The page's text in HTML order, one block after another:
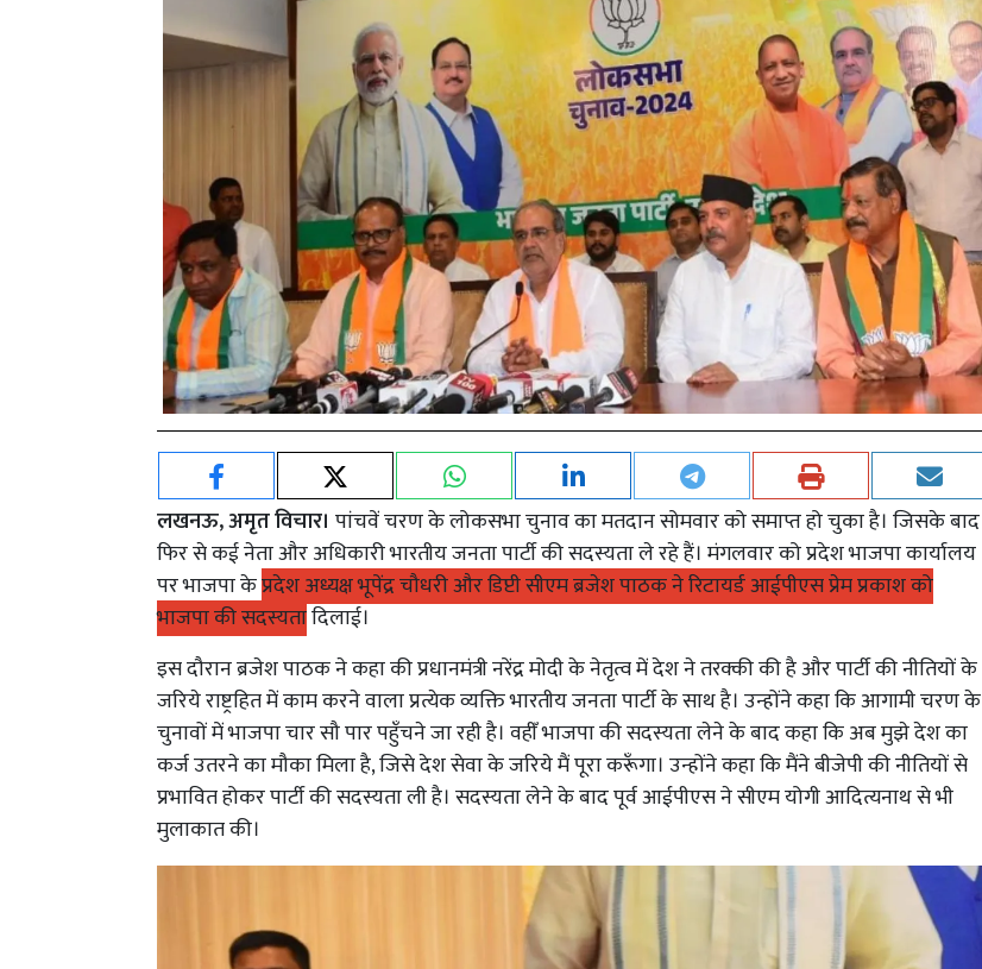
लखनऊ, अमृत विचार। पांचवें चरण के लोकसभा चुनाव का मतदान सोमवार को समाप्त हो चुका है। जिसके बाद
फिर से कई नेता और अधिकारी भारतीय जनता पार्टी की सदस्यता ले रहे हैं। मंगलवार को प्रदेश भाजपा कार्यालय
पर भाजपा केप्रदेश अध्यक्ष भूपेंद्र चौधरी और डिप्टी सीएम ब्रजेश पाठक ने रिटायर्ड आईपीएस प्रेम प्रकाश को
भाजपा की सदस्यतादिलाई।
इस दौरान ब्रजेश पाठक ने कहा की प्रधानमंत्री नरेंद्र मोदी के नेतृत्व में देश ने तरक्की की है और पार्टी की नीतियों के
जरिये राष्ट्रहित में काम करने वाला प्रत्येक व्यक्ति भारतीय जनता पार्टी के साथ है। उन्होंने कहा कि आगामी चरण के
चुनावों में भाजपा चार सौ पार पहुँचने जा रही है। वहीँ भाजपा की सदस्यता लेने के बाद कहा कि अब मुझे देश का
कर्ज उतरने का मौका मिला है, जिसे देश सेवा के जरिये मैं पूरा करूँगा। उन्होंने कहा कि मैंने बीजेपी की नीतियों से
प्रभावित होकर पार्टी की सदस्यता ली है। सदस्यता लेने के बाद पूर्व आईपीएस ने सीएम योगी आदित्यनाथ से भी
मुलाकात की।